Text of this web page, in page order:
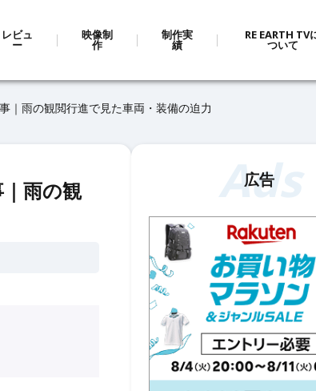
レビュ
ー
映像制
作
制作実
績
RE EARTH TV
ついて
｜雨の観閲行進で見た車両・装備の迫力
雨の観
広告
Ads